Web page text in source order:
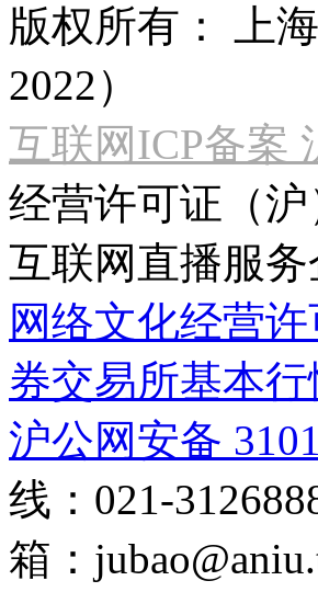
版权所有：
上
2022）
互联网ICP备案
经营许可证（
互联网直播服务
网络文化经营
券交易所基本
沪公网安备
线：021-
箱：